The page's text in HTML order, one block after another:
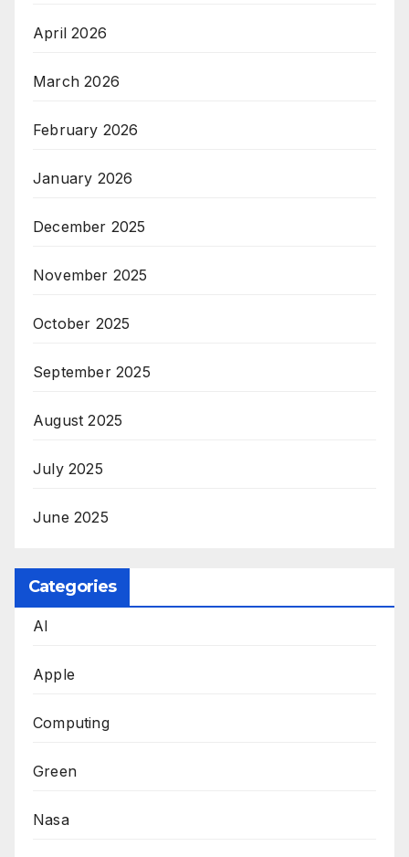
April 2026
March 2026
February 2026
January 2026
December 2025
November 2025
October 2025
September 2025
August 2025
July 2025
June 2025
Categories
AI
Apple
Computing
Green
Nasa